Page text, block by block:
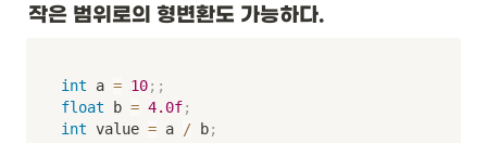
작은 범위로의 형변환도 가능하다.
int a = 10; ;
float b = 4.0f;
int value = a / b;